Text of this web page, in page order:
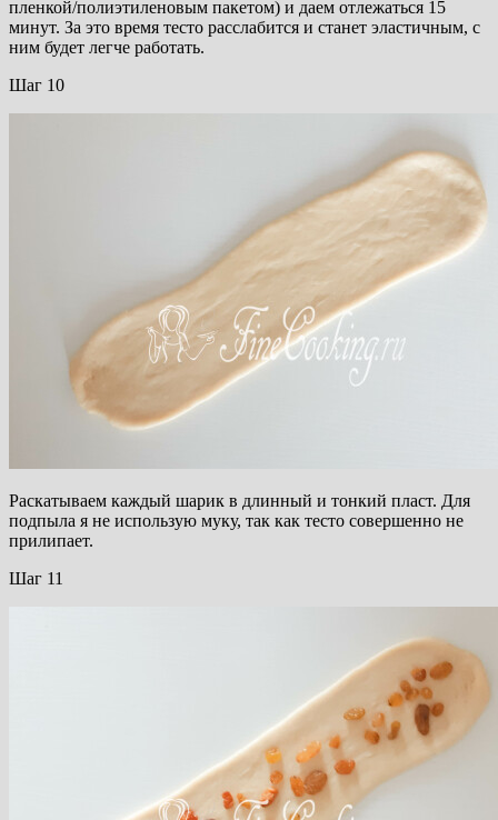
пленкой/полиэтиленовым пакетом) и даем отлежаться 15
минут. За это время тесто расслабится и станет эластичным, с
ним будет легче работать.
Шаг 10
Раскатываем каждый шарик в длинный и тонкий пласт. Для
подпыла я не использую муку, так как тесто совершенно не
прилипает.
Шаг 11